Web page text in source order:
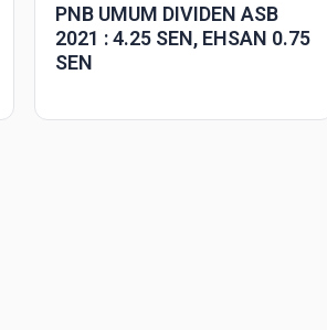
PNB UMUM DIVIDEN ASB
2021 : 4.25 SEN, EHSAN 0.75
SEN